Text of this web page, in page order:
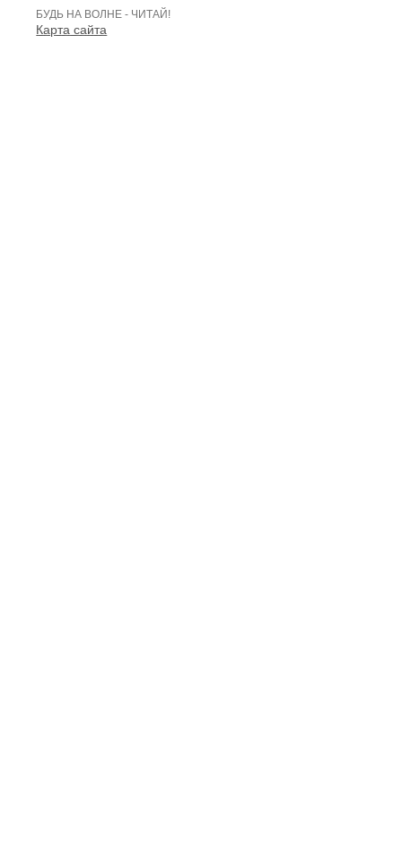
БУДЬ НА ВОЛНЕ - ЧИТАЙ!
Карта сайта